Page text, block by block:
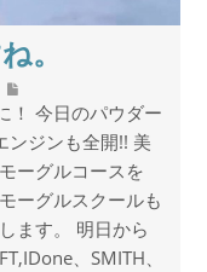
。
！ 今日のパウダー
ンジンも全開!! 美
ーグルコースを
ーグルスクールも
ます。 明日から
、SMITH、